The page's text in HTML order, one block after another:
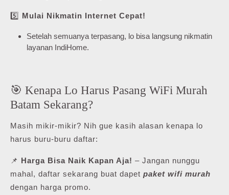
5️⃣ Mulai Nikmatin Internet Cepat!
Setelah semuanya terpasang, lo bisa langsung nikmatin
layanan IndiHome.
🎯 Kenapa Lo Harus Pasang WiFi Murah
Batam Sekarang?
Masih mikir-mikir? Nih gue kasih alasan kenapa lo
harus buru-buru daftar:
📌 Harga Bisa Naik Kapan Aja! – Jangan nunggu
mahal, daftar sekarang buat dapet paket wifi murah
dengan harga promo.